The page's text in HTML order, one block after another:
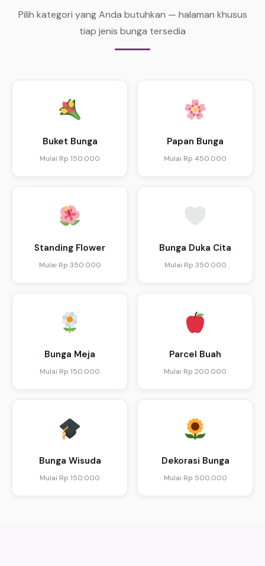
Pilih kategori yang Anda butuhkan — halaman khusus
tiap jenis bunga tersedia
Buket Bunga
Mulai Rp 150.000
Papan Bunga
Mulai Rp 450.000
Standing Flower
Mulai Rp 350.000
Bunga Duka Cita
Mulai Rp 350.000
Bunga Meja
Mulai Rp 150.000
Parcel Buah
Mulai Rp 200.000
Bunga Wisuda
Mulai Rp 150.000
Dekorasi Bunga
Mulai Rp 500.000